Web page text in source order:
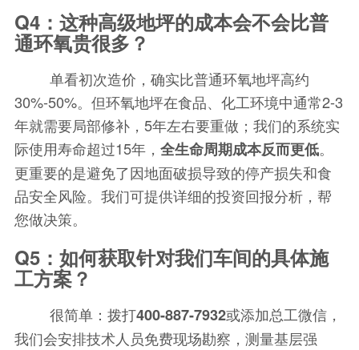
Q4：这种高级地坪的成本会不会比普
通环氧贵很多？
单看初次造价，确实比普通环氧地坪高约
30%-50%。但环氧地坪在食品、化工环境中通常2-3
年就需要局部修补，5年左右要重做；我们的系统实
际使用寿命超过15年，全生命周期成本反而更低。
更重要的是避免了因地面破损导致的停产损失和食
品安全风险。我们可提供详细的投资回报分析，帮
您做决策。
Q5：如何获取针对我们车间的具体施
工方案？
很简单：拨打400-887-7932或添加总工微信，
我们会安排技术人员免费现场勘察，测量基层强